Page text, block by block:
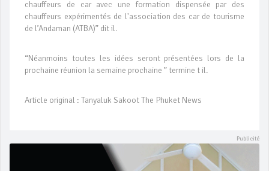
chauffeurs de car avec une formation dispensée par des
chauffeurs expérimentés de l'association des car de tourisme
de l’Andaman (ATBA)” dit il.
“Néanmoins toutes les idées seront présentées lors de la
prochaine réunion la semaine prochaine ” termine t il.
Article original : Tanyaluk Sakoot The Phuket News